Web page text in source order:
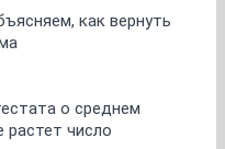
как вернуть
о среднем
растет число